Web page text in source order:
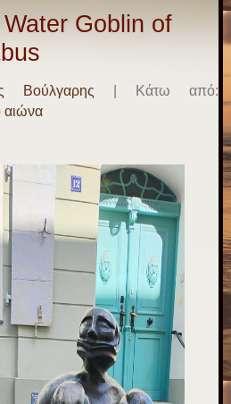
Goblin of
Βούλγαρης | Κάτω από:
αιώνα